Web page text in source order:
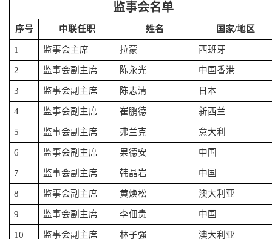
监事会名单
序号 中联任职 姓名 国家/地区
1 监事会主席 拉蒙 西班牙
2 监事会副主席 陈永光 中国香港
3 监事会副主席 陈志清 日本
4 监事会副主席 崔鹏德 新西兰
5 监事会副主席 弗兰克 意大利
6 监事会副主席 果德安 中国
7 监事会副主席 韩晶岩 中国
8 监事会副主席 黄焕松 澳大利亚
9 监事会副主席 李佃贵 中国
10 监事会副主席 林子强 澳大利亚